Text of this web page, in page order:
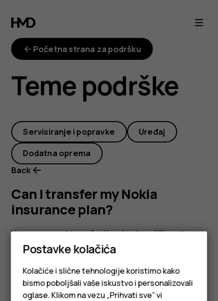
Can
transfer
my
Nokia
insurance
plan?
Početna strana za podršku
Teme podrške
Servisiranje i popravke Uređaj
Dodatna oprema
Back
Can I transfer my Nokia
insurance plan?
No, you cannot transfer the plan to a different
device or device owner.
Postavke kolačića
Kolačiće i slične tehnologije koristimo kako
bismo poboljšali vaše iskustvo i personalizovali
oglase. Klikom na vezu „Prihvati sve” vi